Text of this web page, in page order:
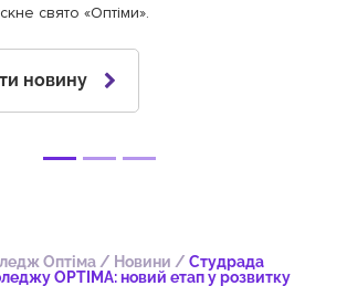
свято «Оптіми».
новину
Оптіма / Новини / Студрада
OPTIMA: новий етап у розвитку